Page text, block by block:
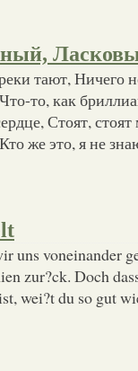
тают, Ничего
то, как
Стоят,
же это, я не
uns voneinander
zur?ck. Doch
wei?t du so gut